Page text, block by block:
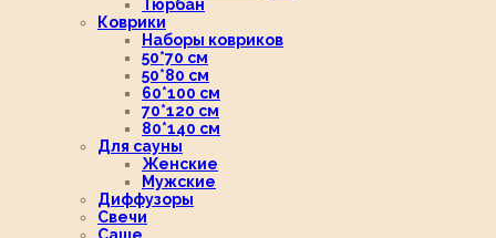
Тюрбан
Коврики
Наборы ковриков
50*70 см
50*80 см
60*100 см
70*120 см
80*140 см
Для сауны
Женские
Мужские
Диффузоры
Свечи
Саше